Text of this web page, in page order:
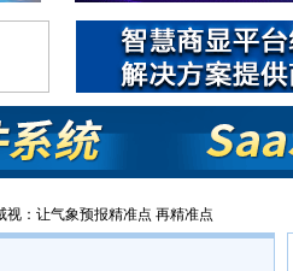
：让气象预报精准点 再精准点